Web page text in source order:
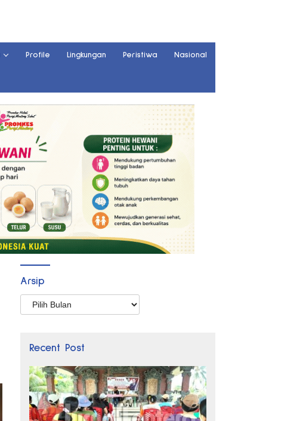
Profile Lingkungan Peristiwa Nasional
Arsip
Arsip
Recent Post